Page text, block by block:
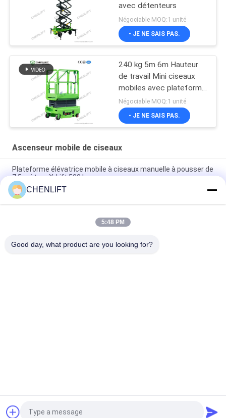
avec détenteurs
Négociable MOQ:1 unité
- JE NE SAIS PAS.
240 kg 5m 6m Hauteur
de travail Mini ciseaux
mobiles avec plateforme
d'extension
Négociable MOQ:1 unité
- JE NE SAIS PAS.
Ascenseur mobile de ciseaux
Plateforme élévatrice mobile à ciseaux manuelle à pousser de
7,5 mètres X-Lift 500 kg
Plateforme élévatrice à ciseaux électrique compacte de 14M
avec dispositif motorisé, capacité de charge de 450 kg
Mini Plate-forme élévatrice de 3,9 mètres avec plaque à
Demandez un devis
CHENLIFT
5:48 PM
Good day, what product are you looking for?